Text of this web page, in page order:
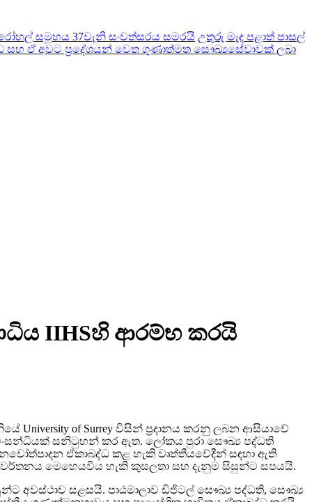
සමූහය 37වැනි සංවත්සරය සමරයි උතුරු මැද පළාත් පාසල්
ඒ අවට ප‍්‍රදේශයන් වෙත ගුණාත්මත සෞඛ්‍යසේවාවක් ලබා
IIHSහි ආරම්භ කරයි
University of Surrey විසින් ප්‍රදානය කරනු ලබන ආසියාවේ
මංසන්ධියක් සනිටුහන් කර ඇත. ලෝකය පුරා සෞඛ්‍ය පද්ධති
ඒකාබද්ධ කළ හැකි වෘත්තීයවේදීන් සඳහා ඇති
මෙහෙයවිය හැකි කුසලතා සහ දැනුම සිසුන්ට සපයයි.
අවස්ථාව සළසයි. පාඨමාලාව ඩිජිටල් සෞඛ්‍ය පද්ධති, සෞඛ්‍ය